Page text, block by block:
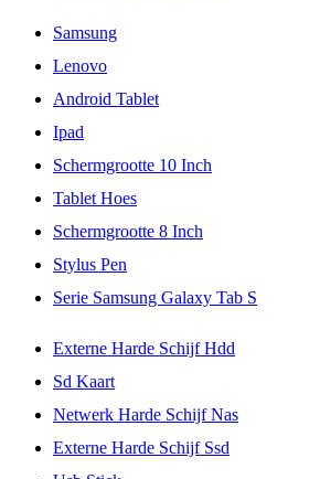
Samsung
Lenovo
Android Tablet
Ipad
Schermgrootte 10 Inch
Tablet Hoes
Schermgrootte 8 Inch
Stylus Pen
Serie Samsung Galaxy Tab S
Externe Harde Schijf Hdd
Sd Kaart
Netwerk Harde Schijf Nas
Externe Harde Schijf Ssd